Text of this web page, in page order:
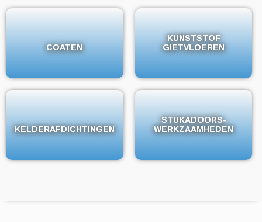
COATEN
COATEN
KUNSTSTOF
GIETVLOEREN
KUNSTSTOF
GIETVLOEREN
KELDERAFDICHTINGEN
KELDERAFDICHTINGEN
STUKADOORS-
WERKZAAMHEDEN
STUKADOORS-
WERKZAAMHEDEN